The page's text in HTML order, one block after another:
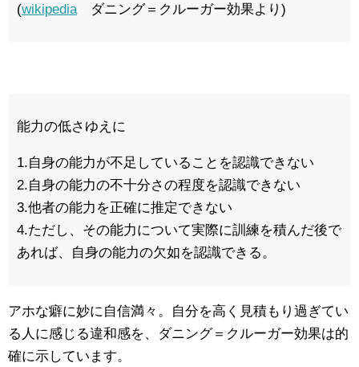
(wikipedia ダニング＝クルーガー効果より)
能力の低さゆえに
1.自身の能力が不足していることを認識できない
2.自身の能力の不十分さの程度を認識できない
3.他者の能力を正確に推定できない
4.ただし、その能力について実際に訓練を積んだ後で
あれば、自身の能力の欠如を認識できる。
アホな癖に妙に自信満々。自分を高く見積もり過ぎてい
る人に感じる違和感を、ダニング＝クルーガー効果は的
確に示しています。